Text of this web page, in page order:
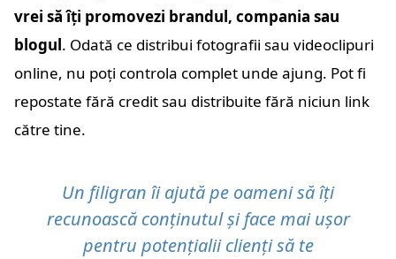
vrei să îți promovezi brandul, compania sau
blogul. Odată ce distribui fotografii sau videoclipuri
online, nu poți controla complet unde ajung. Pot fi
repostate fără credit sau distribuite fără niciun link
către tine.
Un filigran îi ajută pe oameni să îți
recunoască conținutul și face mai ușor
pentru potențialii clienți să te